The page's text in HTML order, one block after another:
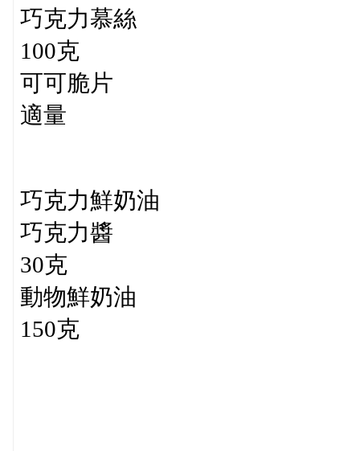
巧克力慕絲
100克
可可脆片
適量
巧克力鮮奶油
巧克力醬
30克
動物鮮奶油
150克